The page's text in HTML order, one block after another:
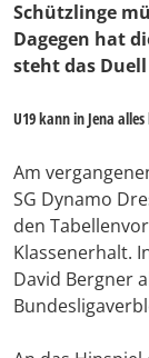
Schützlinge
Dagegen hat
steht das
U19 kann in Jena
Am
SG Dynamo
den
Klassenerhalt.
David Bergner